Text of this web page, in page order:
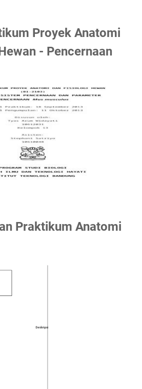
Proyek Anatomi
- Pencernaan
Praktikum Anatomi